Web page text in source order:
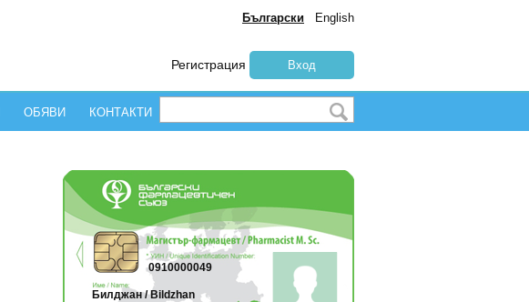
Български English
Регистрация Вход
ОБЯВИ КОНТАКТИ
0910000049
Билджан / Bildzhan